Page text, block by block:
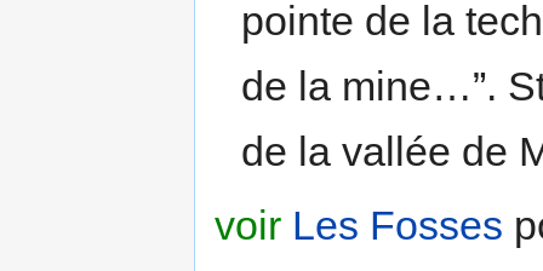
pointe de la
de la mine…”.
de la vallée de
voir Les Fosses